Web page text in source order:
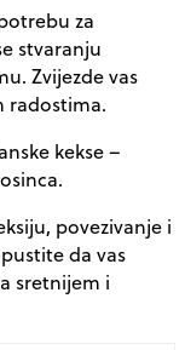
za
stvaranju
Zvijezde vas
radostima.
kekse –
povezivanje i
da vas
sretnijem i